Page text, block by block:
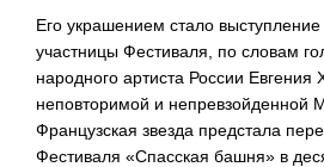
Его украшением стало
участницы Фестиваля, по словам
народного артиста России Евгения
неповторимой и непревзойденной
Французская звезда предстала
Фестиваля «Спасская башня» в